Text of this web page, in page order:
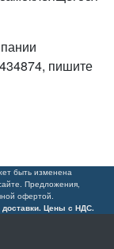
пишите
быть изменена
Предложения,
офертой.
доставки. Цены с НДС.